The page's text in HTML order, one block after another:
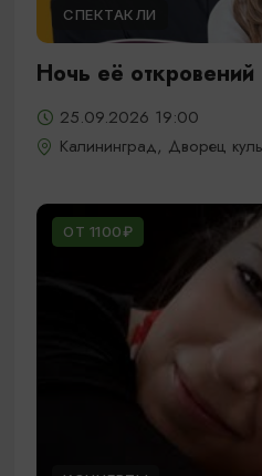
СПЕКТАКЛИ
Ночь её откровений
25.09.2026 19:00
Калининград, Дворец
ОТ 1100₽